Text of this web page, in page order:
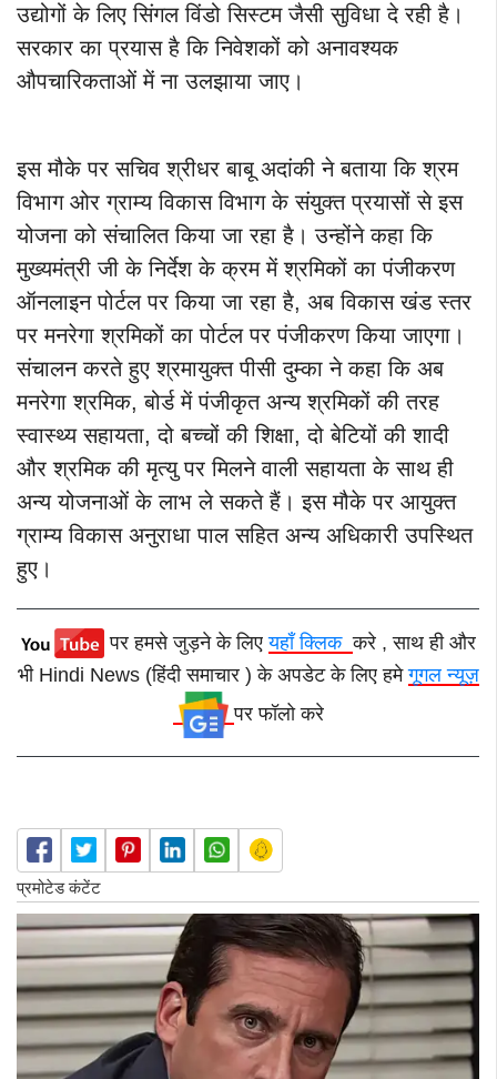
उद्योगों के लिए सिंगल विंडो सिस्टम जैसी सुविधा दे रही है।
सरकार का प्रयास है कि निवेशकों को अनावश्यक
औपचारिकताओं में ना उलझाया जाए।
इस मौके पर सचिव श्रीधर बाबू अदांकी ने बताया कि श्रम
विभाग ओर ग्राम्य विकास विभाग के संयुक्त प्रयासों से इस
योजना को संचालित किया जा रहा है। उन्होंने कहा कि
मुख्यमंत्री जी के निर्देश के क्रम में श्रमिकों का पंजीकरण
ऑनलाइन पोर्टल पर किया जा रहा है, अब विकास खंड स्तर
पर मनरेगा श्रमिकों का पोर्टल पर पंजीकरण किया जाएगा।
संचालन करते हुए श्रमायुक्त पीसी दुम्का ने कहा कि अब
मनरेगा श्रमिक, बोर्ड में पंजीकृत अन्य श्रमिकों की तरह
स्वास्थ्य सहायता, दो बच्चों की शिक्षा, दो बेटियों की शादी
और श्रमिक की मृत्यु पर मिलने वाली सहायता के साथ ही
अन्य योजनाओं के लाभ ले सकते हैं। इस मौके पर आयुक्त
ग्राम्य विकास अनुराधा पाल सहित अन्य अधिकारी उपस्थित
हुए।
पर हमसे जुड़ने के लिएयहाँ क्लिककरे , साथ ही और
भी Hindi News (हिंदी समाचार ) के अपडेट के लिए हमेगूगल न्यूज़
पर फॉलो करे